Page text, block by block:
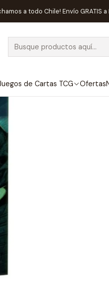
de Cartas TCG Ofertas
a todo Chile! Envío
Juegos de Rol
AGOTADO